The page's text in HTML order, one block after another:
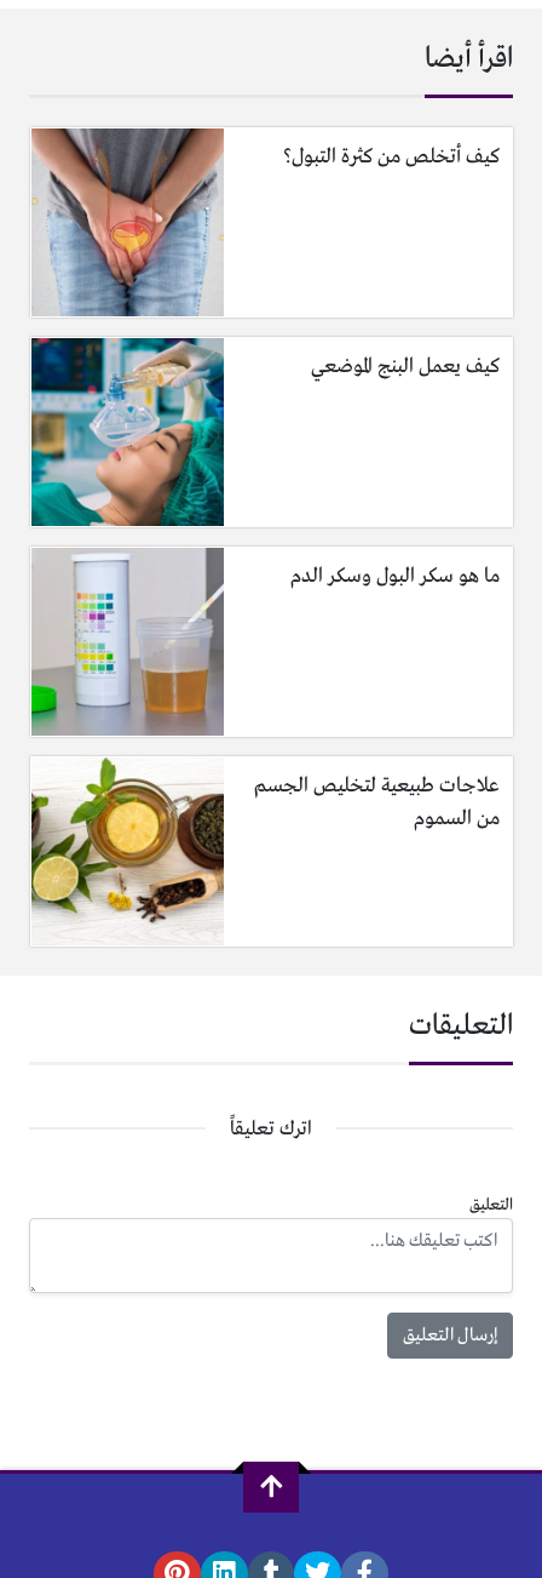
اقرأ أيضا
كيف أتخلص من كثرة التبول؟
كيف يعمل البنج الموضعي
ما هو سكر البول وسكر الدم
علاجات طبيعية لتخليص الجسم
من السموم
التعليقات
اترك تعليقاً
التعليق